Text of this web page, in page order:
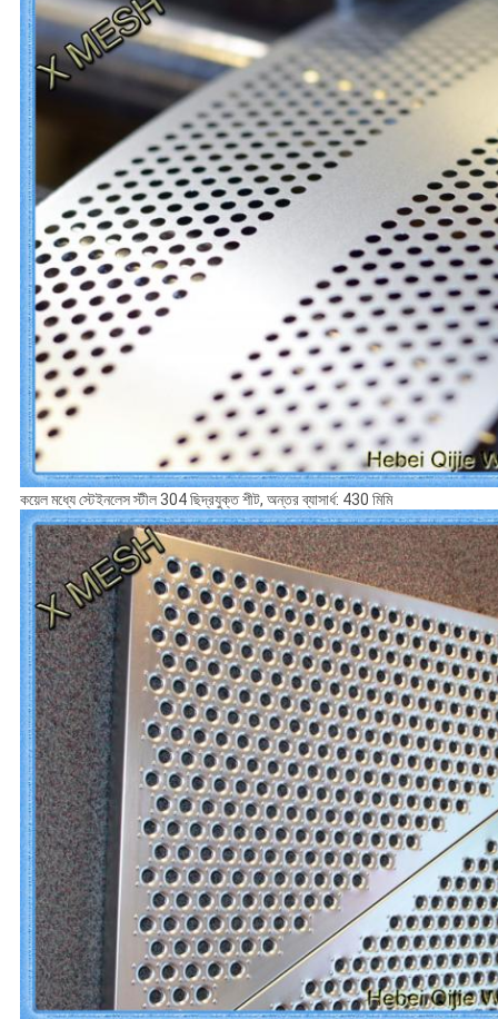
কয়েল মধ্যে স্টেইনলেস স্টীল 304 ছিদ্রযুক্ত শীট, অন্তর ব্যাসার্ধ: 430 মিমি